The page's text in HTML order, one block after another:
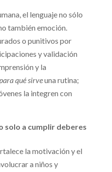
el lenguaje no sólo
también emoción.
o punitivos por
y validación
y la
qué sirveuna rutina;
la integren con
solo a cumplir deberes
la motivación y el
a niños y